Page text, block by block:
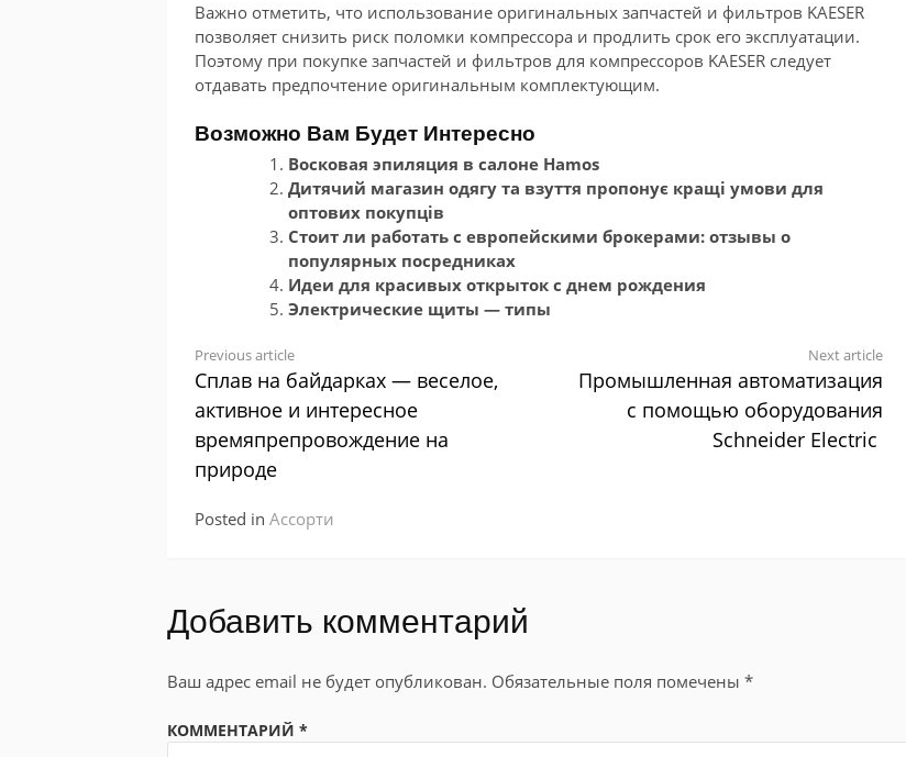
Важно отметить, что использование оригинальных запчастей и фильтров KAESER
позволяет снизить риск поломки компрессора и продлить срок его эксплуатации.
Поэтому при покупке запчастей и фильтров для компрессоров KAESER следует
отдавать предпочтение оригинальным комплектующим.
Возможно Вам Будет Интересно
Восковая эпиляция в салоне Hamos
Дитячий магазин одягу та взуття пропонує кращі умови для
оптових покупців
Стоит ли работать с европейскими брокерами: отзывы о
популярных посредниках
Идеи для красивых открыток с днем рождения
Электрические щиты — типы
Continue
Reading
Previous article
Сплав на байдарках — веселое,
активное и интересное
времяпрепровождение на
природе
Next article
Промышленная автоматизация
с помощью оборудования
Schneider Electric
Posted in Ассорти
Добавить комментарий
Ваш адрес email не будет опубликован. Обязательные поля помечены *
КОММЕНТАРИЙ *